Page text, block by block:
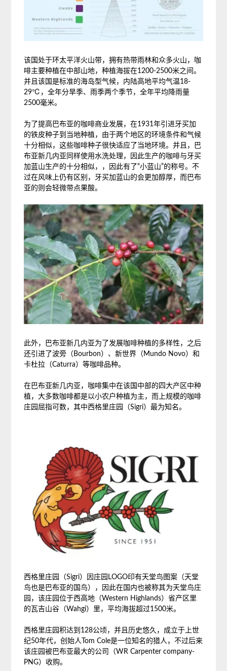
该国处于环太平洋火山带，拥有热带雨林和众多火山，咖
啡主要种植在中部山地，种植海拔在1200-2500米之间。
并且该国是标准的海岛型气候，内陆高地平均气温18-
29℃，全年分旱季、雨季两个季节，全年平均降雨量
2500毫米。
为了提高巴布亚的咖啡商业发展，在1931年引进牙买加
的铁皮种子到当地种植，由于两个地区的环境条件和气候
十分相似，这些咖啡种子很快适应了当地环境。并且，巴
布亚新几内亚同样使用水洗处理，因此生产的咖啡与牙买
加蓝山生产的十分相似，，因此有了“小蓝山”的称号。不
过在风味上仍有区别，牙买加蓝山的会更加醇厚，而巴布
亚的则会轻微带点果酸。
此外，巴布亚新几内亚为了发展咖啡种植的多样性，之后
还引进了波旁 （Bourbon） 、新世界 （Mundo Novo）和
卡杜拉 （Caturra）等咖啡品种。
在巴布亚新几内亚，咖啡集中在该国中部的四大产区中种
植，大多数咖啡都是以小农户种植为主，而上规模的咖啡
庄园屈指可数，其中西格里庄园
（Sigri）最为知名。
西格里庄园 （Sigri） 因庄园LOGO印有天堂鸟图案 （天堂
鸟也是巴布亚的国鸟）
，因此在国内也被称其为天堂鸟庄
园，该庄园位于西高地 （Western Highlands）省产区里
的瓦吉山谷 （Wahgi） 里，平均海拔超过1500米。
西格里庄园积达到128公顷，并且历史悠久，成立于上世
纪50年代，创始人Tom Cole是一位知名的猎人，不过后来
该庄园被巴布亚最大的公司
（WR Carpenter company-
PNG） 收购。